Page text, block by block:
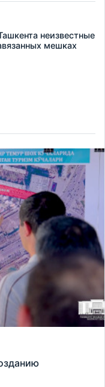
неизвестные
мешках